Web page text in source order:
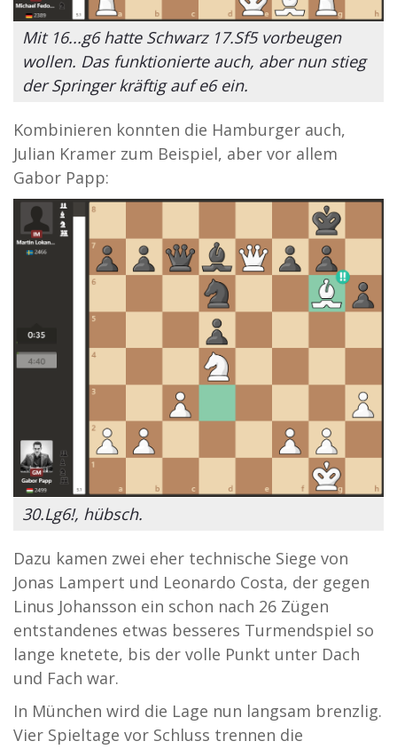
Mit 16...g6 hatte Schwarz 17.Sf5 vorbeugen
wollen. Das funktionierte auch, aber nun stieg
der Springer kräftig auf e6 ein.
Kombinieren konnten die Hamburger auch,
Julian Kramer zum Beispiel, aber vor allem
Gabor Papp:
30.Lg6!, hübsch.
Dazu kamen zwei eher technische Siege von
Jonas Lampert und Leonardo Costa, der gegen
Linus Johansson ein schon nach 26 Zügen
entstandenes etwas besseres Turmendspiel so
lange knetete, bis der volle Punkt unter Dach
und Fach war.
In München wird die Lage nun langsam brenzlig.
Vier Spieltage vor Schluss trennen die